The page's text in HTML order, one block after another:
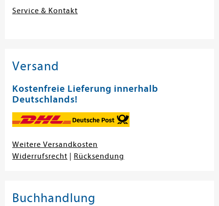
Service & Kontakt
Versand
Kostenfreie Lieferung innerhalb
Deutschlands!
Weitere Versandkosten
Widerrufsrecht
Rücksendung
Buchhandlung